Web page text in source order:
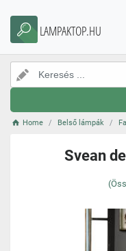
LAMPAKTOP.HU
Home Belső lámpák
Svean